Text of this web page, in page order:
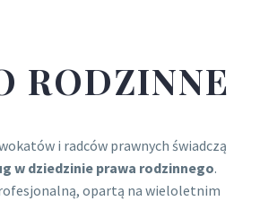
RODZINNE
i radców prawnych świadczą
w dziedzinie prawa rodzinnego.
opartą na wieloletnim